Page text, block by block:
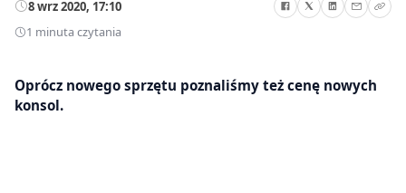
8 wrz 2020, 17:10
1 minuta czytania
Oprócz nowego sprzętu poznaliśmy też cenę nowych
konsol.